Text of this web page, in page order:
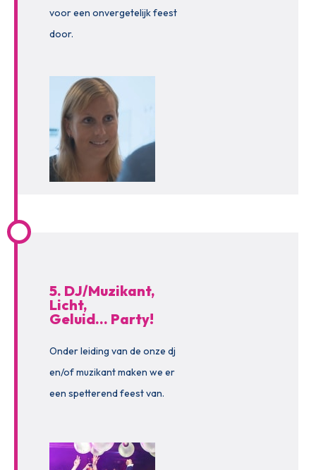
voor een onvergetelijk feest
door.
5. DJ/Muzikant,
Licht,
Geluid… Party!
Onder leiding van de onze dj
en/of muzikant maken we er
een spetterend feest van.